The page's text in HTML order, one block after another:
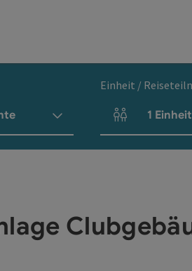
Einheit /
Einheitenanzahl
1 Einheit